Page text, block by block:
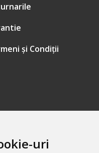
uri
și Condiții